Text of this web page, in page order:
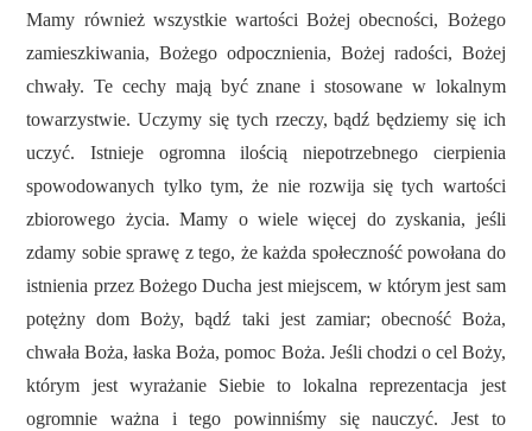
Mamy również wszystkie wartości Bożej obecności, Bożego
zamieszkiwania, Bożego odpocznienia, Bożej radości, Bożej
chwały. Te cechy mają być znane i stosowane w lokalnym
towarzystwie. Uczymy się tych rzeczy, bądź będziemy się ich
uczyć. Istnieje ogromna ilością niepotrzebnego cierpienia
spowodowanych tylko tym, że nie rozwija się tych wartości
zbiorowego życia. Mamy o wiele więcej do zyskania, jeśli
zdamy sobie sprawę z tego, że każda społeczność powołana do
istnienia przez Bożego Ducha jest miejscem, w którym jest sam
potężny dom Boży, bądź taki jest zamiar; obecność Boża,
chwała Boża, łaska Boża, pomoc Boża. Jeśli chodzi o cel Boży,
którym jest wyrażanie Siebie to lokalna reprezentacja jest
ogromnie ważna i tego powinniśmy się nauczyć. Jest to